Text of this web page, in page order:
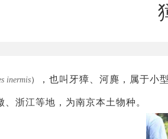
inermis） ，也叫牙獐、河麂，属于小
、浙江等地，为南京本土物种。